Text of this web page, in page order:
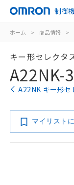
制御
ホーム > 商品情報 >
キー形セレクタ
A22NK-
A22NK キー形セ
マイリスト